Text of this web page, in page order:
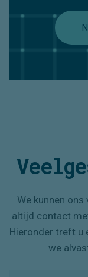
We kunnen
altijd contact
Hieronder treft u
we